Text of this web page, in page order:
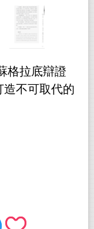
格拉底辯證
造不可取代的